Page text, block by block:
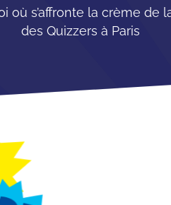
où s’affronte la crème de
des Quizzers à Paris